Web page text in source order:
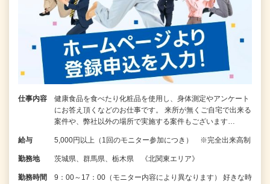
仕事内容
健康食品を食べたり化粧品を使用し、身体測定やアンケート
にお答え頂くなどのお仕事です。 来所が無くご自宅で出来る
案件や、弊社以外の場所で実施する案件もございます…
給与 5,000円以上（1回のモニター参加につき） ※完全出来高制
勤務地 茨城県、群馬県、栃木県 《北関東エリア》
勤務時間
9：00～17：00（モニター内容により異なります） 好きな時